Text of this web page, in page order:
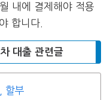
내에 결제해야 적용
합니다.
대출 관련글
할부